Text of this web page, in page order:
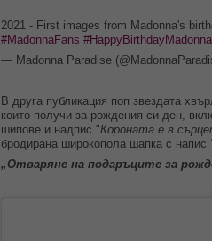
2021 - First images from Madonna's
#MadonnaFans #HappyBirthdayMadonna
— Madonna Paradise
В друга публикация поп звездата
които получи за рождения си ден,
шипове и надпис "Короната е в
бродирана широкопола шапка с напис
„Отваряне на подаръците за